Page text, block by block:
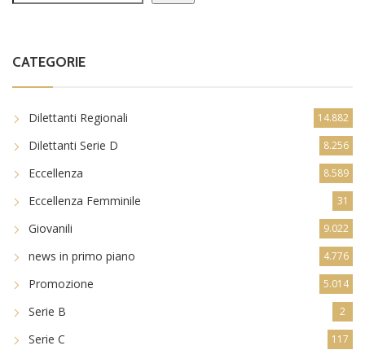
CATEGORIE
Dilettanti Regionali 14.882
Dilettanti Serie D 8.256
Eccellenza 8.589
Eccellenza Femminile 31
Giovanili 9.022
news in primo piano 4.776
Promozione 5.014
Serie B 2
Serie C 117